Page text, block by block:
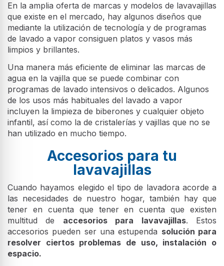
En la amplia oferta de marcas y modelos de lavavajillas
que existe en el mercado, hay algunos diseños que
mediante la utilización de tecnología y de programas
de lavado a vapor consiguen platos y vasos más
limpios y brillantes.
Una manera más eficiente de eliminar las marcas de
agua en la vajilla que se puede combinar con
programas de lavado intensivos o delicados. Algunos
de los usos más habituales del lavado a vapor
incluyen la limpieza de biberones y cualquier objeto
infantil, así como la de cristalerías y vajillas que no se
han utilizado en mucho tiempo.
Accesorios para tu
lavavajillas
Cuando hayamos elegido el tipo de lavadora acorde a
las necesidades de nuestro hogar, también hay que
tener en cuenta que tener en cuenta que existen
multitud de accesorios para lavavajillas. Estos
accesorios pueden ser una estupenda solución para
resolver ciertos problemas de uso, instalación o
espacio.